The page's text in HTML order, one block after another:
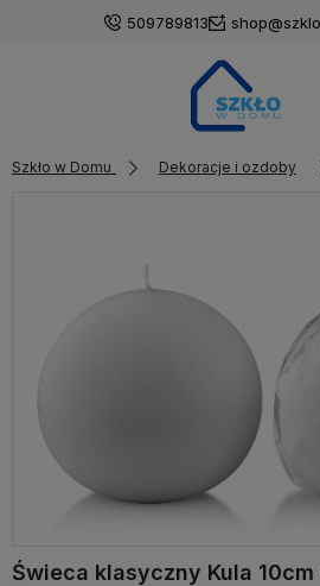
509789813
Szkło w Domu Dekoracje i ozdoby
Świeca klasyczny Kula 10cm